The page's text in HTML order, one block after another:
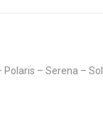
Polaris – Serena –